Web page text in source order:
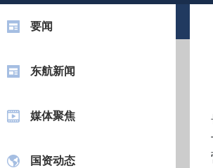
要闻
东航新闻
媒体聚焦
国资动态